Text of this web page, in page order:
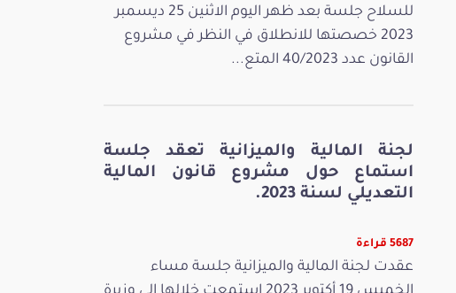
للسلاح جلسة بعد ظهر اليوم الاثنين 25 ديسمبر
2023 خصصتها للانطلاق في النظر في مشروع
القانون عدد 40/2023 المتع...
لجنة المالية والميزانية تعقد جلسة
استماع حول مشروع قانون المالية
التعديلي لسنة 2023.
5687 قراءة
عقدت لجنة المالية والميزانية جلسة مساء